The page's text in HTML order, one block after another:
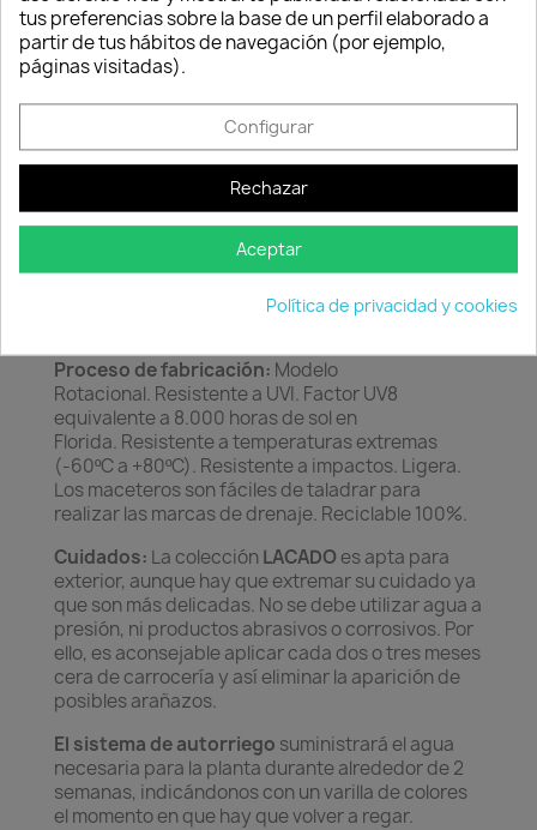
representativo el imponente acabado lacado de
esta gama, con un amplio abanico de tonalidades
y colores. Gracias al acabado lacado los colores
calidad y elegancia al conjunto, lo que las hace
fácilmente integrables e inalterables en cualquier
ambiente. La gamaLACADOincorpora en todos
sus modelos el sistema deAUTORRIEGO.
NO INCLUYE RUEDAS EN LAS MEDIDAS Ø80x80
Resina de LLDPE. (Polietileno lineal de
Proceso de fabricación: Modelo
Rotacional. Resistente a UVI. Factor UV8
equivalente a 8.000 horas de sol en
Florida. Resistente a temperaturas extremas
(-60ºC a +80ºC). Resistente a impactos. Ligera.
Los maceteros son fáciles de taladrar para
realizar las marcas de drenaje. Reciclable 100%.
Cuidados: La colección LACADO es apta para
exterior, aunque hay que extremar su cuidado ya
que son más delicadas. No se debe utilizar agua a
presión, ni productos abrasivos o corrosivos. Por
ello, es aconsejable aplicar cada dos o tres meses
cera de carrocería y así eliminar la aparición de
posibles arañazos.
El sistema de autorriego suministrará el agua
necesaria para la planta durante alrededor de 2
semanas, indicándonos con un varilla de colores
el momento en que hay que volver a regar.
tus preferencias sobre la base de un perfil elaborado a
partir de tus hábitos de navegación (por ejemplo,
páginas visitadas).
Configurar
Rechazar
Aceptar
Política de privacidad y cookies
Consentimiento de cookies